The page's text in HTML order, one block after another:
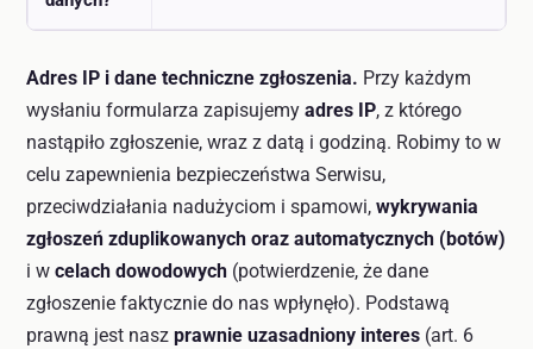
Adres IP i dane techniczne zgłoszenia. Przy każdym
wysłaniu formularza zapisujemy adres IP, z którego
nastąpiło zgłoszenie, wraz z datą i godziną. Robimy to w
celu zapewnienia bezpieczeństwa Serwisu,
przeciwdziałania nadużyciom i spamowi, wykrywania
zgłoszeń zduplikowanych oraz automatycznych (botów)
i w celach dowodowych (potwierdzenie, że dane
zgłoszenie faktycznie do nas wpłynęło). Podstawą
prawną jest nasz prawnie uzasadniony interes (art. 6